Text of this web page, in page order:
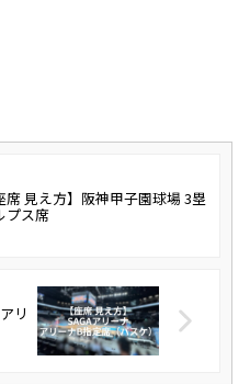
席 見え方】阪神甲子園球場 3塁
プス席
リ